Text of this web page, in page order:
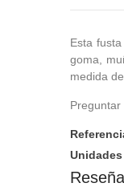
Esta
goma,
medida
Preguntar